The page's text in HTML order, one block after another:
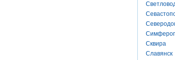
Сквира
Славянск